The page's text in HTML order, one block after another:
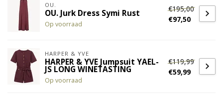
OU.
OU. Jurk Dress Symi Rust
Op voorraad
€195,00
€97,50
HARPER & YVE
HARPER & YVE Jumpsuit YAEL-
JS LONG WINETASTING
Op voorraad
€119,99
€59,99